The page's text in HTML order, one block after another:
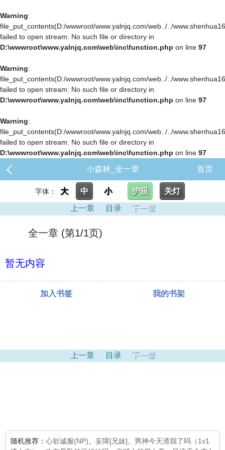
Warning:
file_put_contents(D:/wwwroot/www.yalnjq.com/web../../
failed to open stream: No such file or directory in
D:\wwwroot\www.yalnjq.com\web\inc\function.php on line 97
Warning:
file_put_contents(D:/wwwroot/www.yalnjq.com/web../../
failed to open stream: No such file or directory in
D:\wwwroot\www.yalnjq.com\web\inc\function.php on line 97
Warning:
file_put_contents(D:/wwwroot/www.yalnjq.com/web../../
failed to open stream: No such file or directory in
D:\wwwroot\www.yalnjq.com\web\inc\function.php on line 97
小森林_全一章 首页
字体： 大 中 小 护眼
关灯
上一章
目录 下一章
全一章 (第1/1页)
暂无内容
加入书签 我的书架
上一章 目录 下一章
随机推荐： 心欲诚服(NP) 妄障[兄妹]
男神今天渣我了吗（1v1